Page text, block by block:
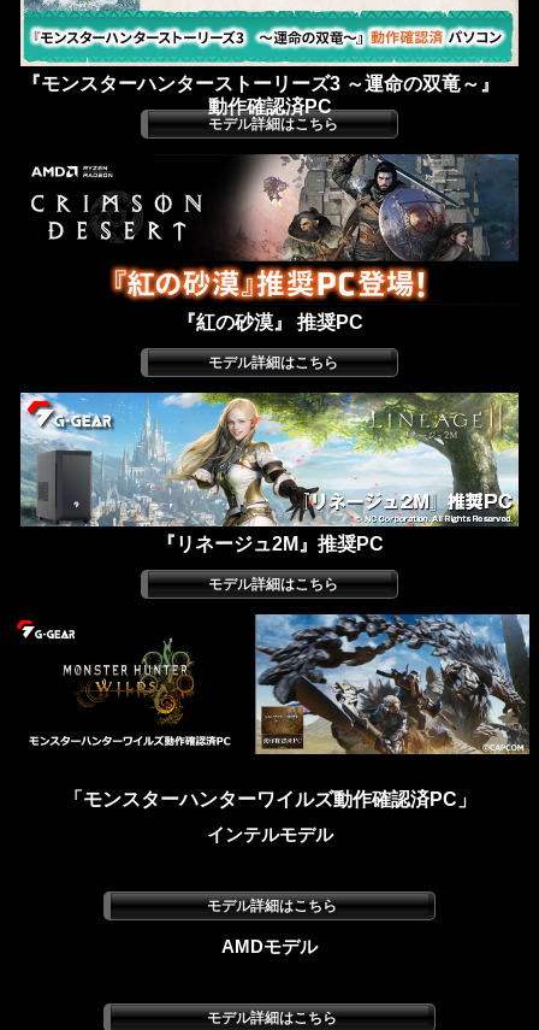
『モンスターハンターストーリーズ3 ～運命の双竜～』
動作確認済PC
『紅の砂漠』 推奨PC
『リネージュ2M』推奨PC
「モンスターハンターワイルズ動作確認済PC」
インテルモデル
AMDモデル